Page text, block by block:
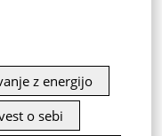
z energijo
o sebi